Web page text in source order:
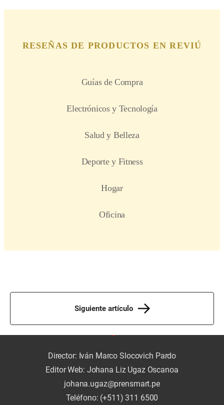
Siguiente artículo
Director: Iván Marco Slocovich Pardo
Editor Web: Johana Liz Ugaz Oscanoa
johana.ugaz@prensmart.pe
Teléfono: (+511) 311 6500